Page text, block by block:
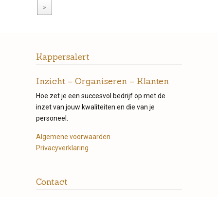
»
Kappersalert
Inzicht – Organiseren – Klanten
Hoe zet je een succesvol bedrijf op met de
inzet van jouw kwaliteiten en die van je
personeel.
Algemene voorwaarden
Privacyverklaring
Contact